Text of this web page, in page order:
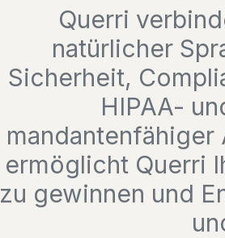
Querri
natürlicher
Sicherheit,
HIPAA-
ermöglicht Querri
zu gewinnen und